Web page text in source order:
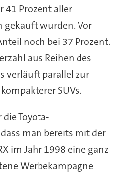
41 Prozent aller
gekauft wurden. Vor
noch bei 37 Prozent.
aus Reihen des
verläuft parallel zur
SUVs.
Toyota-
man bereits mit der
im Jahr 1998 eine ganz
Werbekampagne